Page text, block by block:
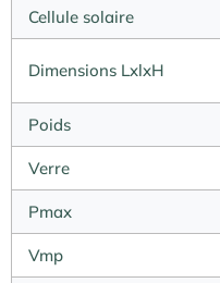
Cellule solaire
Dimensions LxlxH
Poids
Verre
Pmax
Vmp